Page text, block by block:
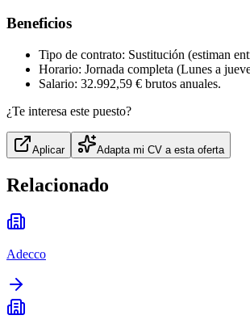
Beneficios
Tipo de contrato: Sustitución (estiman
Horario: Jornada completa (Lunes a
Salario: 32.992,59 € brutos anuales.
¿Te interesa este puesto?
Aplicar Adapta mi CV a esta oferta
Relacionado
Adecco